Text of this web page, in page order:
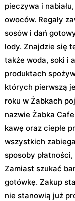
pieczywa i
owoców. Regały
sosów i dań
lody. Znajdzie się
także woda, soki i
produktach
których pierwszą
roku w Żabkach
nazwie Żabka
kawę oraz ciepłe
wszystkich
sposoby
Zamiast szukać
gotówkę. Zakup
nie stanowią już